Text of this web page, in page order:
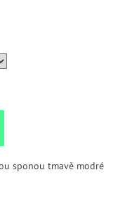
sponou tmavě modré